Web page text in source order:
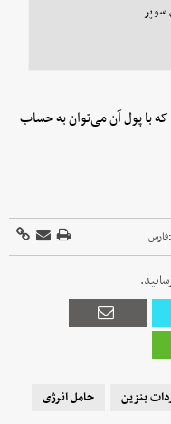
سوپر
میلیون لیتر است که با پول آن می‌توان به حساب
فارس
بنزین حامل انرژی